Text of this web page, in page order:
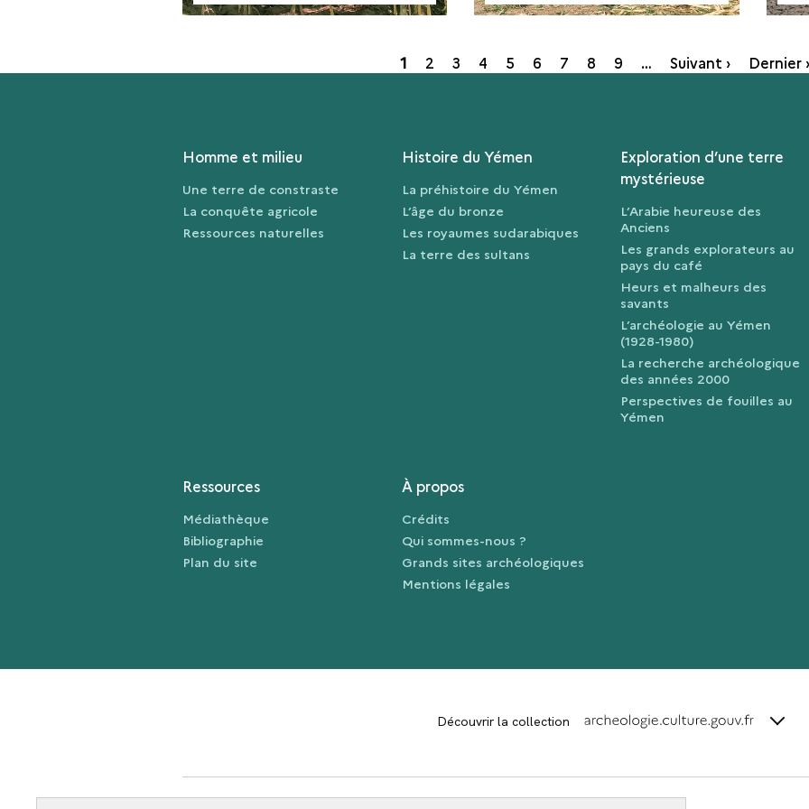
Page
1 Page
2 Page
3 Page
4 Page
5 Page
6 Page
7 Page
8 Page
9 … Suivant › Dernier
Homme et milieu
Une terre de constraste
La conquête agricole
Ressources naturelles
Histoire du Yémen
La préhistoire du Yémen
L’âge du bronze
Les royaumes sudarabiques
La terre des sultans
Exploration d’une terre
mystérieuse
L’Arabie heureuse des
Anciens
Les grands explorateurs au
pays du café
Heurs et malheurs des
savants
L’archéologie au Yémen
(1928-1980)
La recherche archéologique
des années 2000
Perspectives de fouilles au
Yémen
Ressources
Médiathèque
Bibliographie
Plan du site
À propos
Crédits
Qui sommes-nous ?
Grands sites archéologiques
Mentions légales
Découvrir la collection